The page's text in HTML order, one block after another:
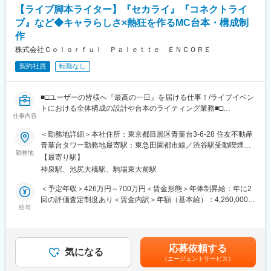
変更の範囲：会社の定める業務
・担当作品のコミカライズ/映像化等、メディアミックス時のシナ
リオ協力・監修
することもございます。
【ポジションの魅力】
リオライターとして、物語を紡ぐことに最大限集中できる環境で
す。
◎ヒットIPのコアを担う物語を執筆
あなたの筆力が、企画を唯一無二の物語へと昇華させます。作品
の心臓部であるシナリオを手掛ける、非常にやりがいの大きな仕
事です。
◎チームでヒットを創り出す
あなたの執筆したシナリオを、編集者やマーケティング担当が全
◎メディアミックスへの広がり
あなたの紡いだ物語が、コミカライズ、さらには映像化へと展開
していく可能性があります。同じ事業部内にマンガ編集チームが
【ライブ脚本ライター】『セカライ』『コネクトライ
ブ』など◆キャラらしさ×熱狂を作るMC台本・構成制
作
株式会社Ｃｏｌｏｒｆｕｌ Ｐａｌｅｔｔｅ ＥＮＣＯＲＥ
契約社員 転勤なし
仕事内容
■□ユーザーの皆様へ『最高の一日』を届ける仕事！/ライブイベン
トにおける全体構成の設計や台本のライティング業務■□
■企業概要
弊社は、CGキャラクターを用いたライブイベントの企画・制作・
運営を専門とする企業です。独自開発の描画技術「DECO-
Engine」を活かし、会場型ライブ『セカライ』や配信型ライブ
『コネクトライブ』など、高品質な3DCG表現と緻密な演出で“最
高の体験”を創出しています。ライブ制作で培ったノウハウを基
に、法人向けの3DCG制作支援も展開しています。
トセカイ COLORFUL LIVE／コネクトライブなど）で、全体構成
の設計と台本ライティングを担います。MC台本の執筆・編集を軸
に、演出・構成の起案からステージ上の会話劇設計まで、「キャ
勤務地
＜勤務地詳細＞本社住所：東京都目黒区青葉台3-6-28 住友不動産
青葉台タワー勤務地最寄駅：東急田園都市線／渋谷駅受動喫煙対
策：屋内全面禁煙変更の範囲：無
【最寄り駅】
神泉駅、池尻大橋駅、駒場東大前駅
給与
＜予定年収＞426万円～700万円＜賃金形態＞年俸制昇給：年に2
回の評価査定制度あり＜賃金内訳＞年額（基本給）：4,260,000円
あり、選考を通じて上下する可能性があります。月給(月額)は固定
手当を含めた表記です。
気になる 応募依頼する
（エージェントサービス）